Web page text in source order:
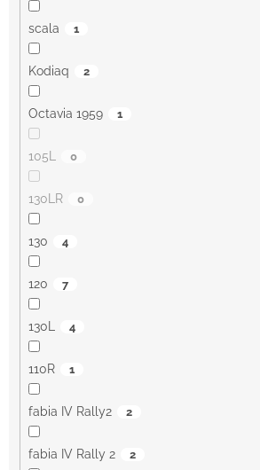
scala 1
Kodiaq 2
Octavia 1959 1
105L 0
130LR 0
130 4
120 7
130L 4
110R 1
fabia IV Rally2 2
fabia IV Rally 2 2